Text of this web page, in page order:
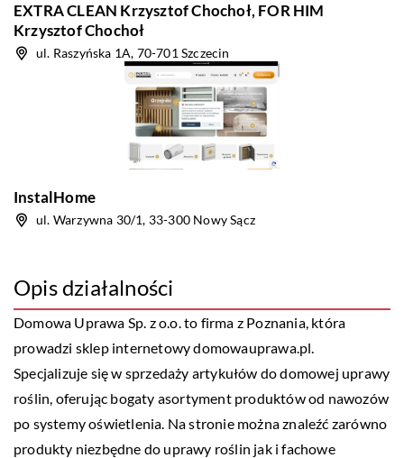
EXTRA CLEAN Krzysztof Chochoł, FOR HIM
Krzysztof Chochoł
ul. Raszyńska 1A, 70-701 Szczecin
InstalHome
ul. Warzywna 30/1, 33-300 Nowy Sącz
Opis działalności
Domowa Uprawa Sp. z o.o. to firma z Poznania, która
prowadzi sklep internetowydomowauprawa.pl.
Specjalizuje się w sprzedaży artykułów do domowej uprawy
roślin, oferując bogaty asortyment produktów od nawozów
po systemy oświetlenia. Na stronie można znaleźć zarówno
produkty niezbędne do uprawy roślin jak i fachowe